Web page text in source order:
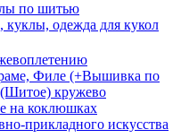
по шитью
одежда для кукол
Филе (+Вышивка по
кружево
на коклюшках
прикладного искусства